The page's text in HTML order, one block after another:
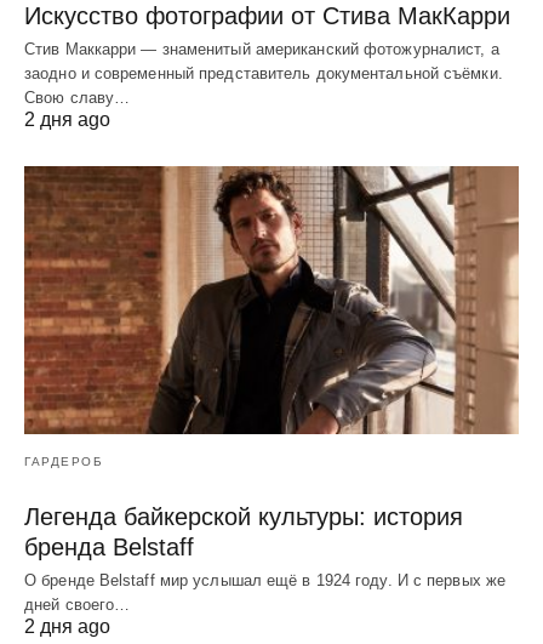
Искусство фотографии от Стива МакКарри
Стив Маккарри — знаменитый американский фотожурналист, а
заодно и современный представитель документальной съёмки.
Свою славу…
2 дня ago
ГАРДЕРОБ
Легенда байкерской культуры: история
бренда Belstaff
О бренде Belstaff мир услышал ещё в 1924 году. И с первых же
дней своего…
2 дня ago